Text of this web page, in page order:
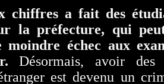
chiffres a fait des
la préfecture, qui
moindre échec aux
Désormais, avoir
est devenu un